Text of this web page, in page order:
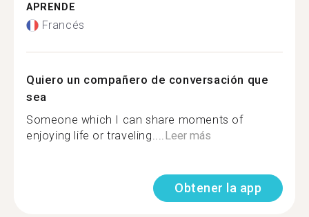
APRENDE
Francés
Quiero un compañero de conversación que
sea
Someone which I can share moments of
enjoying life or traveling....Leer más
Obtener la app